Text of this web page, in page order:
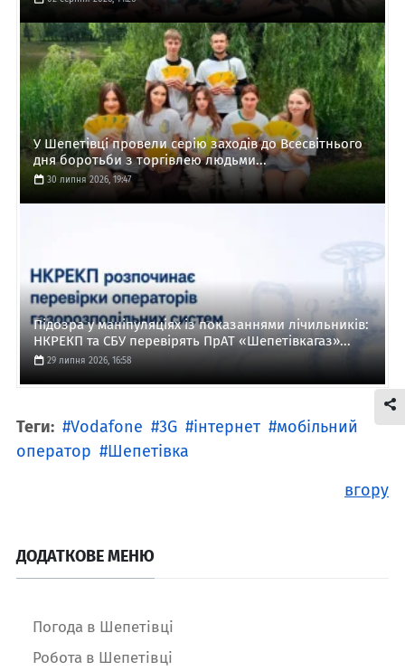
У Шепетівці провели серію заходів до Всесвітнього
дня боротьби з торгівлею людьми...
30 липня 2026, 19:47
Підозра у маніпуляціях із показаннями лічильників:
НКРЕКП та СБУ перевірять ПрАТ «Шепетівкагаз»...
29 липня 2026, 16:58
Теги: Vodafone 3G інтернет
мобільний
оператор
Шепетівка
вгору
ДОДАТКОВЕ МЕНЮ
Погода в Шепетівці
Робота в Шепетівці